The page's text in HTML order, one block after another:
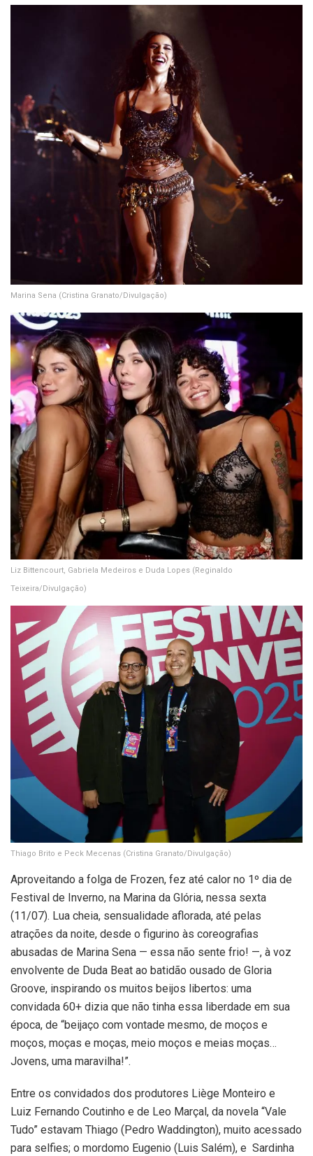
Marina Sena (Cristina Granato/Divulgação)
Liz Bittencourt, Gabriela Medeiros e Duda Lopes (Reginaldo
Teixeira/Divulgação)
Thiago Brito e Peck Mecenas (Cristina Granato/Divulgação)
Aproveitando a folga de Frozen, fez até calor no 1º dia de
Festival de Inverno, na Marina da Glória, nessa sexta
(11/07). Lua cheia, sensualidade aflorada, até pelas
atrações da noite, desde o figurino às coreografias
abusadas de Marina Sena — essa não sente frio! —, à voz
envolvente de Duda Beat ao batidão ousado de Gloria
Groove, inspirando os muitos beijos libertos: uma
convidada 60+ dizia que não tinha essa liberdade em sua
época, de “beijaço com vontade mesmo, de moços e
moços, moças e moças, meio moços e meias moças…
Jovens, uma maravilha!”.
Entre os convidados dos produtores Liège Monteiro e
Luiz Fernando Coutinho e de Leo Marçal, da novela “Vale
Tudo” estavam Thiago (Pedro Waddington), muito acessado
para selfies; o mordomo Eugenio (Luis Salém), e Sardinha